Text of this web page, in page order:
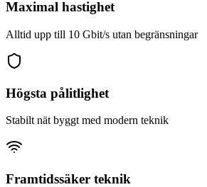
Maximal hastighet
Alltid upp till 10 Gbit/s utan begränsningar
Högsta pålitlighet
Stabilt nät byggt med modern teknik
Framtidssäker teknik